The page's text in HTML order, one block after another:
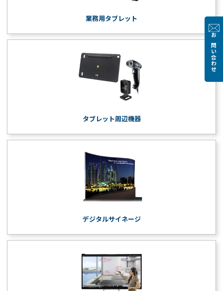
お問い合わせ
業務用タブレット
タブレット周辺機器
デジタルサイネージ